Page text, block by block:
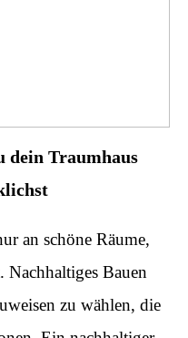
dein Traumhaus
an schöne Räume,
Bauen
zu wählen, die